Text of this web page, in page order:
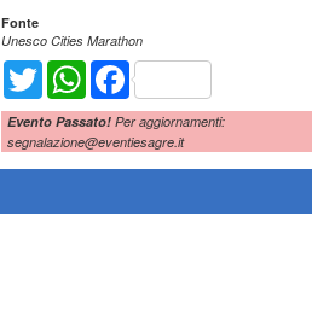
Fonte
Unesco Cities Marathon
Twitter WhatsAppFacebook
Evento Passato! Per aggiornamenti:
segnalazione@eventiesagre.it